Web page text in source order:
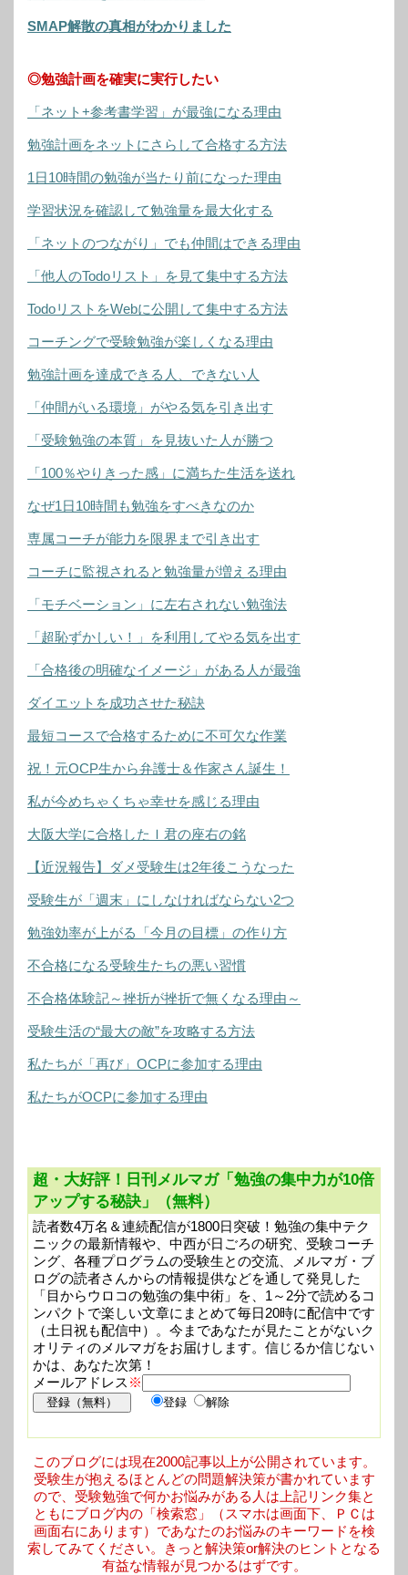
SMAP解散の真相がわかりました
◎勉強計画を確実に実行したい
「ネット+参考書学習」が最強になる理由
勉強計画をネットにさらして合格する方法
1日10時間の勉強が当たり前になった理由
学習状況を確認して勉強量を最大化する
「ネットのつながり」でも仲間はできる理由
「他人のTodoリスト」を見て集中する方法
TodoリストをWebに公開して集中する方法
コーチングで受験勉強が楽しくなる理由
勉強計画を達成できる人、できない人
「仲間がいる環境」がやる気を引き出す
「受験勉強の本質」を見抜いた人が勝つ
「100％やりきった感」に満ちた生活を送れ
なぜ1日10時間も勉強をすべきなのか
専属コーチが能力を限界まで引き出す
コーチに監視されると勉強量が増える理由
「モチベーション」に左右されない勉強法
「超恥ずかしい！」を利用してやる気を出す
「合格後の明確なイメージ」がある人が最強
ダイエットを成功させた秘訣
最短コースで合格するために不可欠な作業
祝！元OCP生から弁護士＆作家さん誕生！
私が今めちゃくちゃ幸せを感じる理由
大阪大学に合格したＩ君の座右の銘
【近況報告】ダメ受験生は2年後こうなった
受験生が「週末」にしなければならない2つ
勉強効率が上がる「今月の目標」の作り方
不合格になる受験生たちの悪い習慣
不合格体験記～挫折が挫折で無くなる理由～
受験生活の“最大の敵”を攻略する方法
私たちが「再び」OCPに参加する理由
私たちがOCPに参加する理由
超・大好評！日刊メルマガ「勉強の集中力が10倍
アップする秘訣」（無料）
読者数4万名＆連続配信が1800日突破！勉強の集中テク
ニックの最新情報や、中西が日ごろの研究、受験コーチ
ング、各種プログラムの受験生との交流、メルマガ・ブ
ログの読者さんからの情報提供などを通して発見した
「目からウロコの勉強の集中術」を、1～2分で読めるコ
ンパクトで楽しい文章にまとめて毎日20時に配信中です
（土日祝も配信中）。今まであなたが見たことがないク
オリティのメルマガをお届けします。信じるか信じない
かは、あなた次第！
メールアドレス ※
登録 解除
このブログには現在2000記事以上が公開されています。
受験生が抱えるほとんどの問題解決策が書かれています
ので、受験勉強で何かお悩みがある人は上記リンク集と
ともにブログ内の「検索窓」（スマホは画面下、ＰＣは
画面右にあります）であなたのお悩みのキーワードを検
索してみてください。きっと解決策or解決のヒントとなる
有益な情報が見つかるはずです。